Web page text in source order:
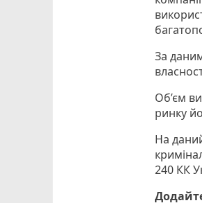
За
Об’єм
ринку
На
240 КК